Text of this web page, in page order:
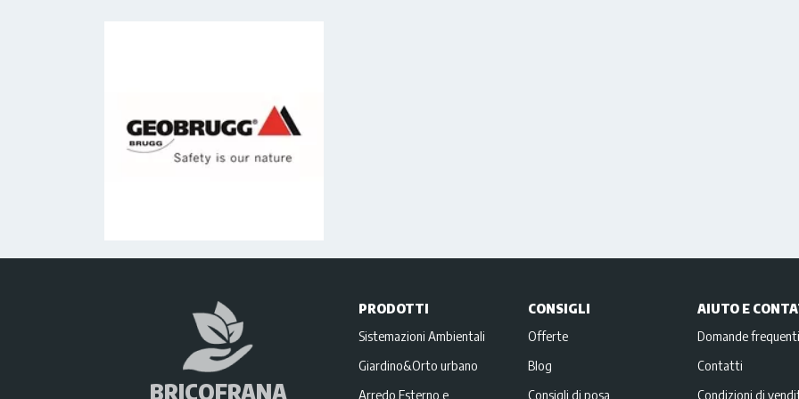
BRICOFRANA
PRODOTTI
Sistemazioni Ambientali
Giardino&Orto urbano
Arredo Esterno e
CONSIGLI
Offerte
Blog
Consigli di posa
AIUTO E
Domande frequenti
Contatti
Condizioni di